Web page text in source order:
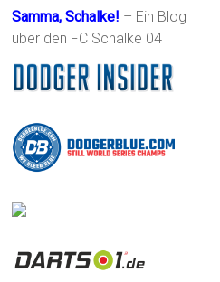
Samma, Schalke! – Ein Blog
über den FC Schalke 04